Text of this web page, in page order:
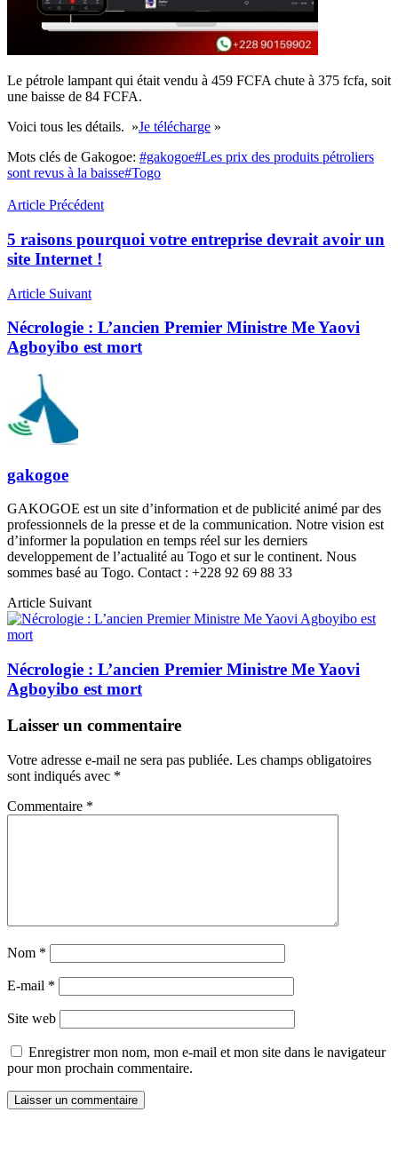
Le pétrole lampant qui était vendu à 459 FCFA chute à 375 fcfa, soit
une baisse de 84 FCFA.
Voici tous les détails. »Je télécharge »
Mots clés de Gakogoe: #gakogoe#Les prix des produits pétroliers
sont revus à la baisse#Togo
Article Précédent
5 raisons pourquoi votre entreprise devrait avoir un
site Internet !
Article Suivant
Nécrologie : L’ancien Premier Ministre Me Yaovi
Agboyibo est mort
gakogoe
GAKOGOE est un site d’information et de publicité animé par des
professionnels de la presse et de la communication. Notre vision est
d’informer la population en temps réel sur les derniers
developpement de l’actualité au Togo et sur le continent. Nous
sommes basé au Togo. Contact : +228 92 69 88 33
Article Suivant
Nécrologie : L’ancien Premier Ministre Me Yaovi
Agboyibo est mort
Laisser un commentaire
Votre adresse e-mail ne sera pas publiée. Les champs obligatoires
sont indiqués avec *
Commentaire *
Nom *
E-mail *
Site web
Enregistrer mon nom, mon e-mail et mon site dans le navigateur
pour mon prochain commentaire.